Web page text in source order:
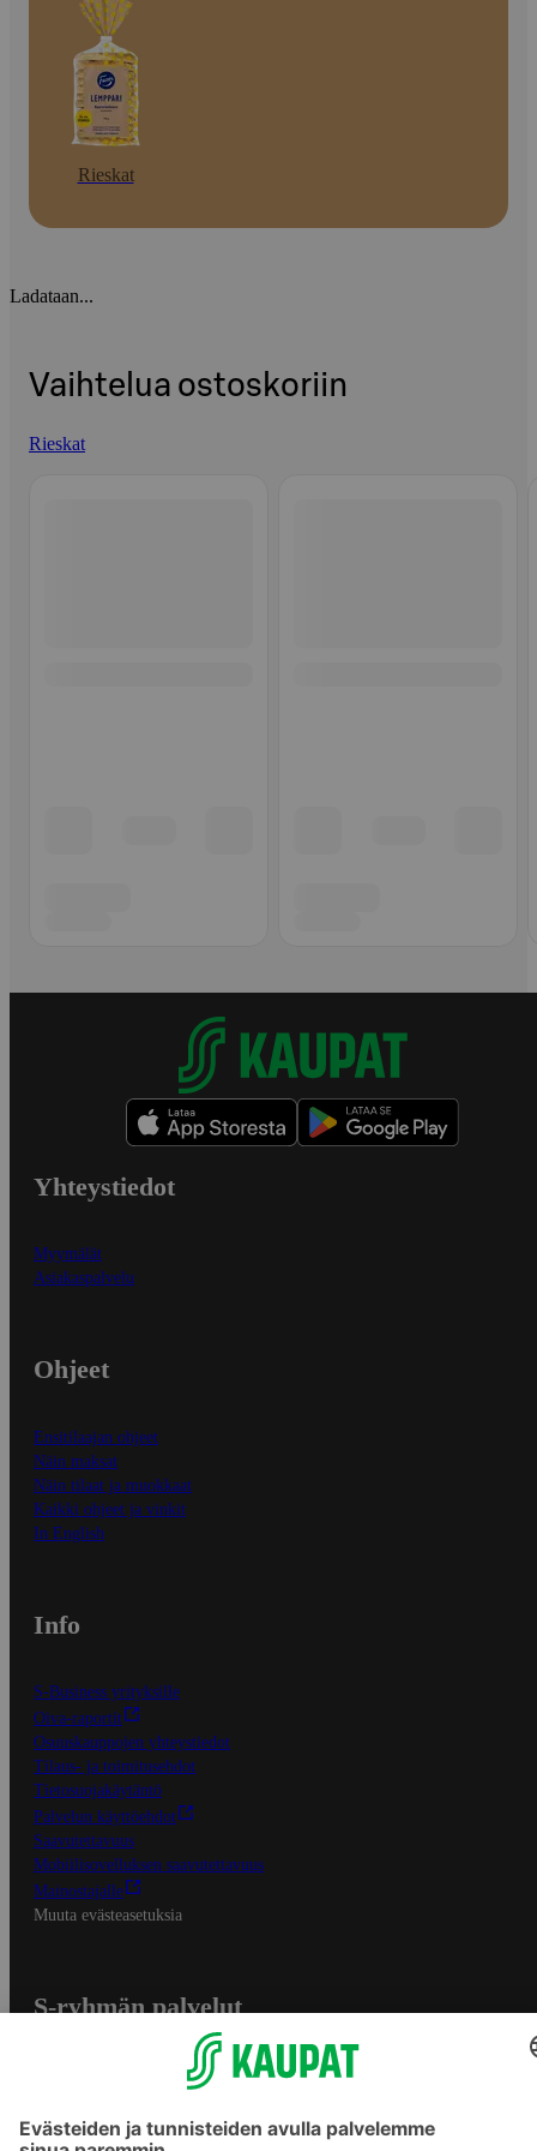
Rieskat
Ladataan...
Vaihtelua ostoskoriin
Rieskat
Yhteystiedot
Myymälät
Asiakaspalvelu
Ohjeet
Ensitilaajan ohjeet
Näin maksat
Näin tilaat ja muokkaat
Kaikki ohjeet ja vinkit
In English
Info
S-Business yrityksille
Oiva-raportit
Osuuskauppojen yhteystiedot
Tilaus- ja toimitusehdot
Tietosuojakäytäntö
Palvelun käyttöehdot
Saavutettavuus
Mobiilisovelluksen saavutettavuus
Mainostajalle
Muuta evästeasetuksia
S-ryhmän palvelut
Yhteishyvä Ruoka -sovellus